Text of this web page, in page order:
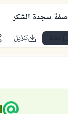
صفة سجدة الشكر
تنزيل